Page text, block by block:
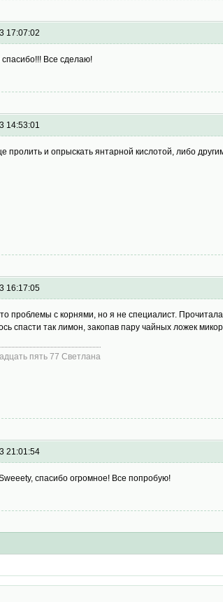
17:07:02
Все сделаю!
14:53:01
пролить и опрыскать янтарной кислотой, либо
16:17:05
проблемы с корнями, но я не специалист.
спасти так лимон, закопав пару чайных ложек
пять 77 Светлана
21:01:54
спасибо огромное! Все попробую!